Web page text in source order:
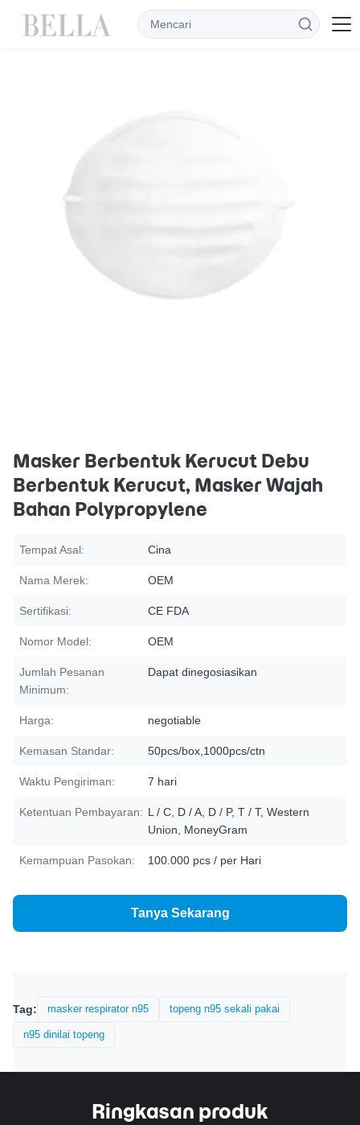
Masker Berbentuk Kerucut Debu
Berbentuk Kerucut, Masker Wajah
Bahan Polypropylene
Tempat Asal: Cina
Nama Merek: OEM
Sertifikasi: CE FDA
Nomor Model: OEM
Jumlah Pesanan
Minimum:
Dapat dinegosiasikan
Harga: negotiable
Kemasan Standar: 50pcs/box,1000pcs/ctn
Waktu Pengiriman: 7 hari
Ketentuan Pembayaran: L / C, D / A, D / P, T / T, Western
Union, MoneyGram
Kemampuan Pasokan: 100.000 pcs / per Hari
Tanya Sekarang
Tag: masker respirator n95 topeng n95 sekali pakai
n95 dinilai topeng
Ringkasan produk